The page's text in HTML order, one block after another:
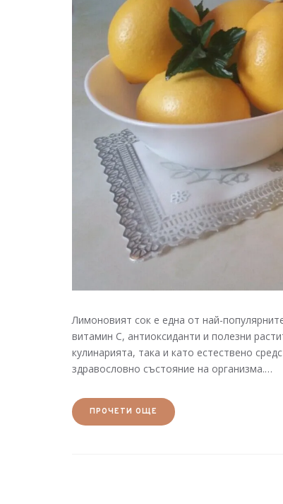
Лимоновият сок е една от най-
витамин C, антиоксиданти и полезни
кулинарията, така и като естествено
здравословно състояние на организма.…
ПРОЧЕТИ ОЩЕ